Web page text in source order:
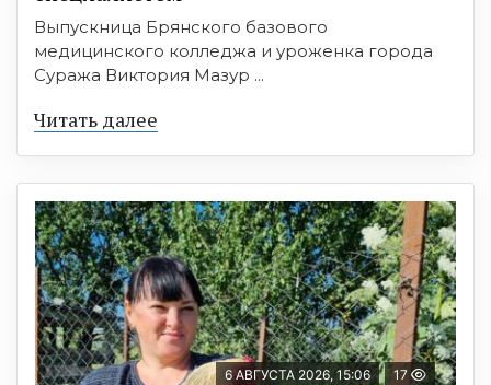
Выпускница Брянского базового
медицинского колледжа и уроженка города
Суража Виктория Мазур ...
Читать далее
6 АВГУСТА 2026, 15:06 17